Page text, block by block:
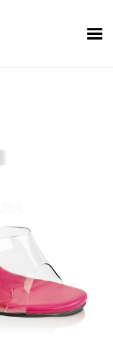
Показать меню